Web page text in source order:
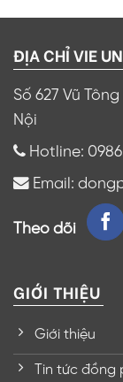
ĐỊA CHỈ VIE
Số 627 Vũ
Nội
Hotline:
Email:
Theo dõi
GIỚI THIỆU
Giới thiệu
Tin tức đồng